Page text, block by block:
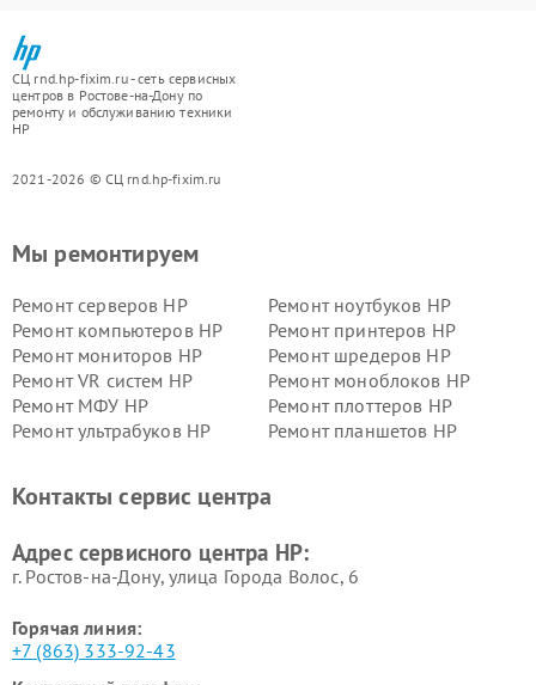
СЦ rnd.hp-fixim.ru - сеть сервисных
центров в Ростове-на-Дону по
ремонту и обслуживанию техники
HP
2021-2026 © СЦ rnd.hp-fixim.ru
Мы ремонтируем
Ремонт серверов HP
Ремонт ноутбуков HP
Ремонт компьютеров HP
Ремонт принтеров HP
Ремонт мониторов HP
Ремонт шредеров HP
Ремонт VR систем HP
Ремонт моноблоков HP
Ремонт МФУ HP
Ремонт плоттеров HP
Ремонт ультрабуков HP
Ремонт планшетов HP
Контакты сервис центра
Адрес сервисного центра HP:
г. Ростов-на-Дону, улица Города Волос, 6
Горячая линия:
+7 (863) 333-92-43